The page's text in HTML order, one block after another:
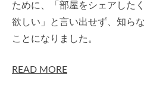
ために、「部屋をシェアした
欲しい」と言い出せず、知ら
ことになりました。
READ MORE